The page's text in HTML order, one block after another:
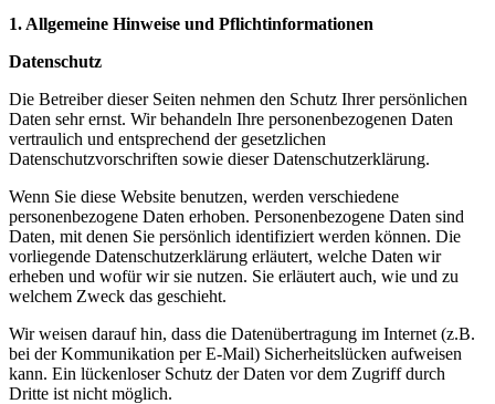
1. Allgemeine Hinweise und Pflichtinformationen
Datenschutz
Die Betreiber dieser Seiten nehmen den Schutz Ihrer persönlichen
Daten sehr ernst. Wir behandeln Ihre personenbezogenen Daten
vertraulich und entsprechend der gesetzlichen
Datenschutzvorschriften sowie dieser Datenschutzerklärung.
Wenn Sie diese Website benutzen, werden verschiedene
personenbezogene Daten erhoben. Personenbezogene Daten sind
Daten, mit denen Sie persönlich identifiziert werden können. Die
vorliegende Datenschutzerklärung erläutert, welche Daten wir
erheben und wofür wir sie nutzen. Sie erläutert auch, wie und zu
welchem Zweck das geschieht.
Wir weisen darauf hin, dass die Datenübertragung im Internet (z.B.
bei der Kommunikation per E-Mail) Sicherheitslücken aufweisen
kann. Ein lückenloser Schutz der Daten vor dem Zugriff durch
Dritte ist nicht möglich.